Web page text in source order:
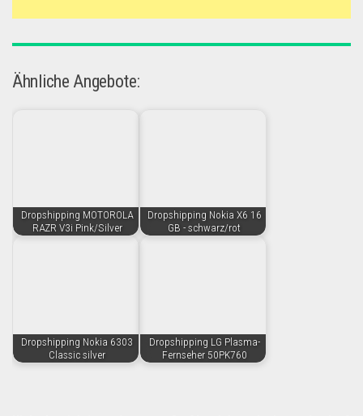
Ähnliche Angebote:
Dropshipping MOTOROLA
RAZR V3i Pink/Silver
Dropshipping Nokia X6 16
GB - schwarz/rot
Dropshipping Nokia 6303
Classic silver
Dropshipping LG Plasma-
Fernseher 50PK760